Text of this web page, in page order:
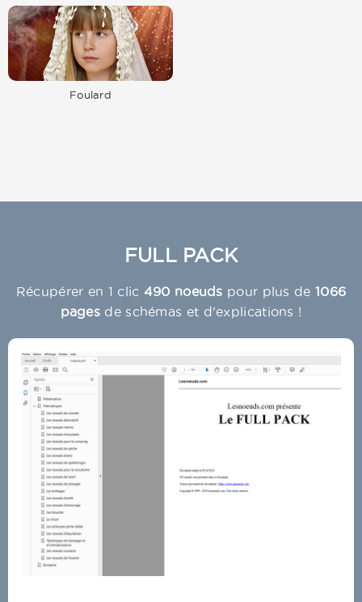
Foulard
FULL PACK
Récupérer en 1 clic 490 noeuds pour plus de 1066
pages de schémas et d'explications !